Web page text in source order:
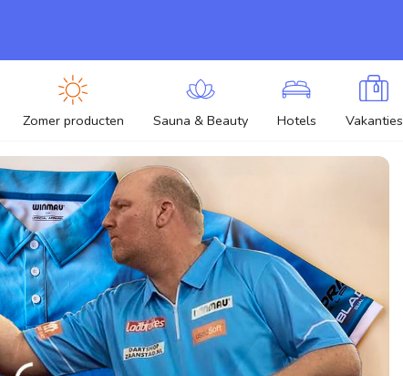
Zomer producten Sauna & Beauty Hotels Vakanties